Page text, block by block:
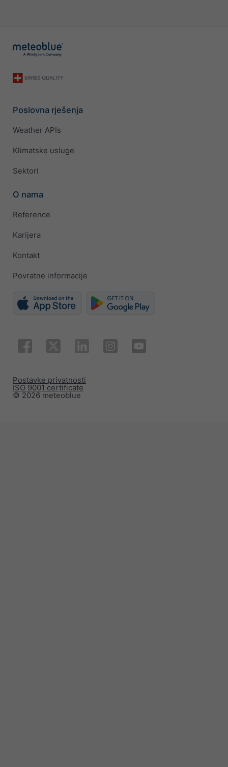
Poslovna rješenja
Weather APIs
Klimatske usluge
Sektori
O nama
Reference
Karijera
Kontakt
Povratne informacije
© 2026 meteoblue
ISO 9001 certificate
Postavke privatnosti